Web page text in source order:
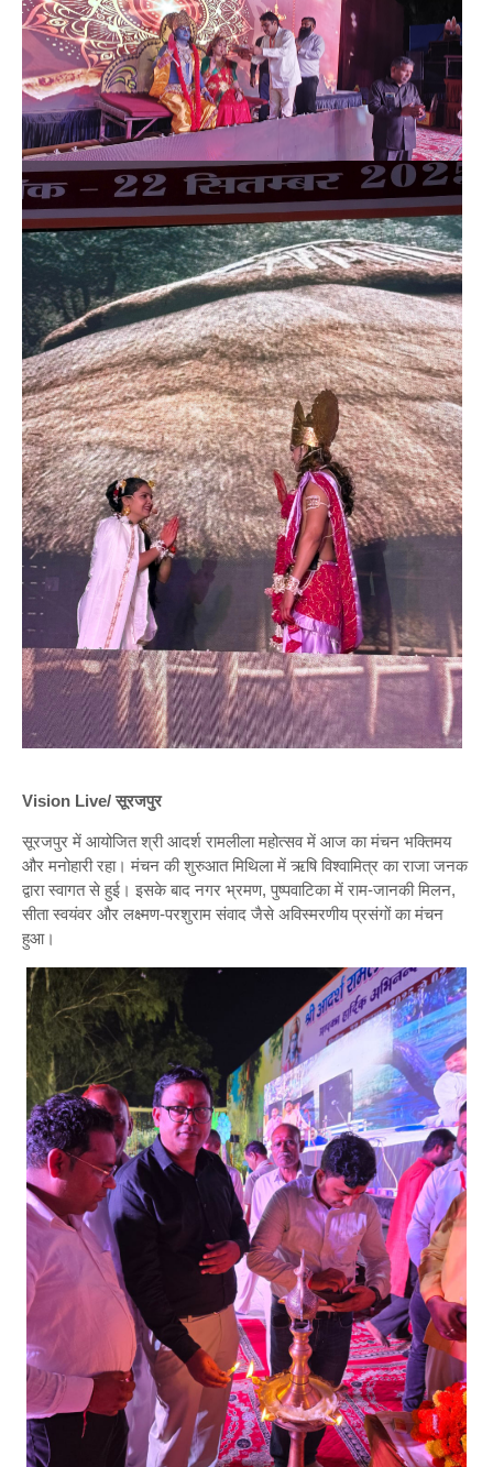
Vision Live/ सूरजपुर
सूरजपुर में आयोजित श्री आदर्श रामलीला महोत्सव में आज का मंचन भक्तिमय
और मनोहारी रहा। मंचन की शुरुआत मिथिला में ऋषि विश्वामित्र का राजा जनक
द्वारा स्वागत से हुई। इसके बाद नगर भ्रमण, पुष्पवाटिका में राम-जानकी मिलन,
सीता स्वयंवर और लक्ष्मण-परशुराम संवाद जैसे अविस्मरणीय प्रसंगों का मंचन
हुआ।